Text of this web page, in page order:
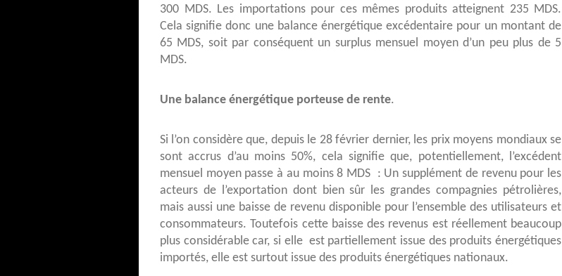
300 MDS. Les importations pour ces mêmes produits atteignent 235 MDS.
Cela signifie donc une balance énergétique excédentaire pour un montant de
65 MDS, soit par conséquent un surplus mensuel moyen d’un peu plus de 5
MDS.
Une balance énergétique porteuse de rente.
Si l’on considère que, depuis le 28 février dernier, les prix moyens mondiaux se
sont accrus d’au moins 50%, cela signifie que, potentiellement, l’excédent
mensuel moyen passe à au moins 8 MDS : Un supplément de revenu pour les
acteurs de l’exportation dont bien sûr les grandes compagnies pétrolières,
mais aussi une baisse de revenu disponible pour l’ensemble des utilisateurs et
consommateurs. Toutefois cette baisse des revenus est réellement beaucoup
plus considérable car, si elle est partiellement issue des produits énergétiques
importés, elle est surtout issue des produits énergétiques nationaux.